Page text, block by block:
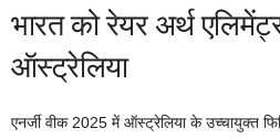
भारत को रेयर अर्थ
ऑस्ट्रेलिया
एनर्जी वीक 2025 में ऑस्ट्रेलिया के उच्चायुक्त